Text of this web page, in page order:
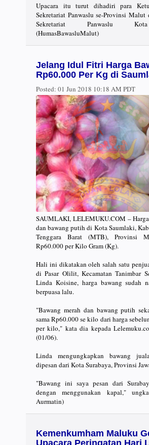
Upacara itu turut dihadiri para
Sekretariat Panwaslu se-Provinsi Malut
Sekretariat Panwaslu
(HumasBawasluMalut)
Jelang Idul Fitri Harga
Rp60.000 Per Kg di
Posted: 01 Jun 2018 10:18 AM PDT
SAUMLAKI, LELEMUKU.COM –
dan bawang putih di Kota Saumlaki,
Tenggara Barat (MTB), Provinsi
Rp60.000 per Kilo Gram (Kg).
Hali ini dikatakan oleh salah satu
di Pasar Olilit, Kecamatan Tanimbar
Linda Koisine, harga bawang sudah
berpuasa lalu.
"Bawang merah dan bawang putih
sama Rp60.000 se kilo dari harga
per kilo," kata dia kepada
(01/06).
Linda mengungkapkan bawang
dipesan dari Kota Surabaya, Provinsi
"Bawang ini saya pesan dari
dengan menggunakan kapal,"
Aurmatin)
Kemenkumham Maluku